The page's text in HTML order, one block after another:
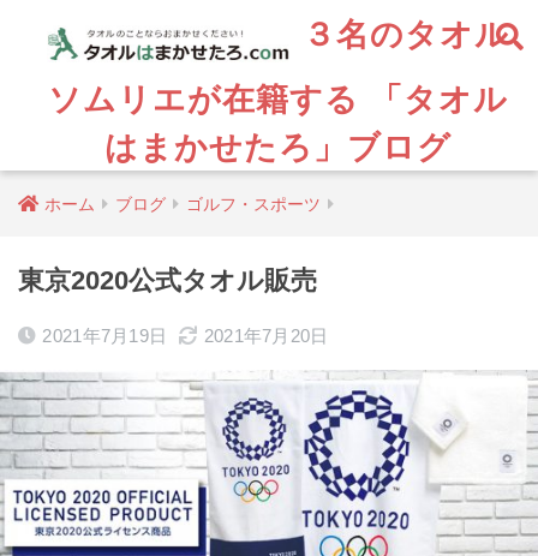
３名のタオル
ソムリエが在籍する 「タオル
はまかせたろ」ブログ
ホーム ブログ ゴルフ・スポーツ
東京2020公式タオル販売
2021年7月19日 2021年7月20日